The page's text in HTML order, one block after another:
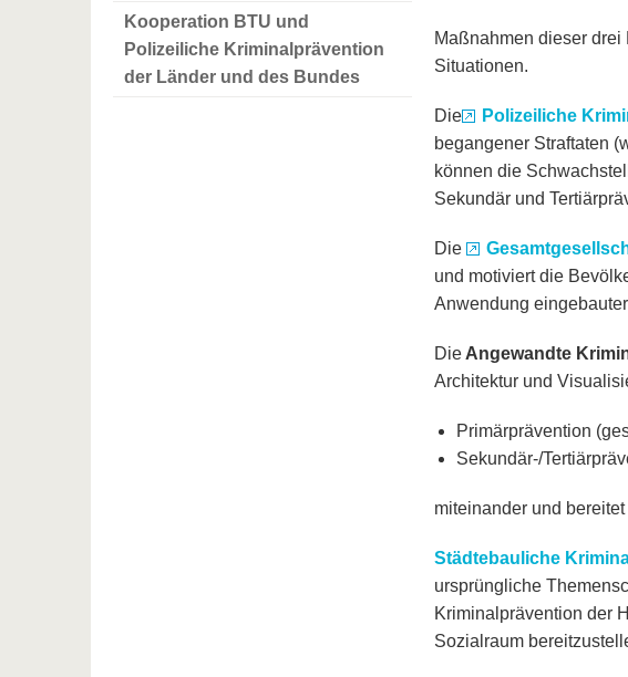
Kooperation BTU und
Polizeiliche Kriminalprävention
der Länder und des Bundes
Maßnahmen dieser drei
Situationen.
Die Polizeiliche
begangener Straftaten
können die
Sekundär und
Die
und motiviert die
Anwendung
Die Angewandte
Architektur und
Primärprävention
Sekundär-/
miteinander und
Städtebauliche
ursprüngliche
Kriminalprävention der
Sozialraum